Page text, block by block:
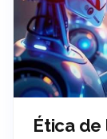
Ética de